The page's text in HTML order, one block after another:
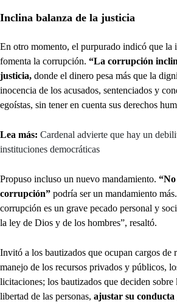
Inclina balanza de la justicia
En otro momento, el purpurado indicó que la
fomenta la corrupción. “La corrupción
justicia, donde el dinero pesa más que la
inocencia de los acusados, sentenciados y
egoístas, sin tener en cuenta sus derechos
Lea más: Cardenal advierte que hay un
instituciones democráticas
Propuso incluso un nuevo mandamiento. “No
corrupción” podría ser un mandamiento
corrupción es un grave pecado personal y
la ley de Dios y de los hombres”, resaltó.
Invitó a los bautizados que ocupan cargos de
manejo de los recursos privados y públicos,
licitaciones; los bautizados que deciden
libertad de las personas, ajustar su conducta